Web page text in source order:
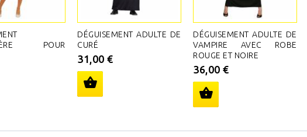
POUR
DÉGUISEMENT ADULTE DE
CURÉ
31,00 €
DÉGUISEMENT ADULTE DE
VAMPIRE AVEC ROBE
ROUGE ET NOIRE
36,00 €